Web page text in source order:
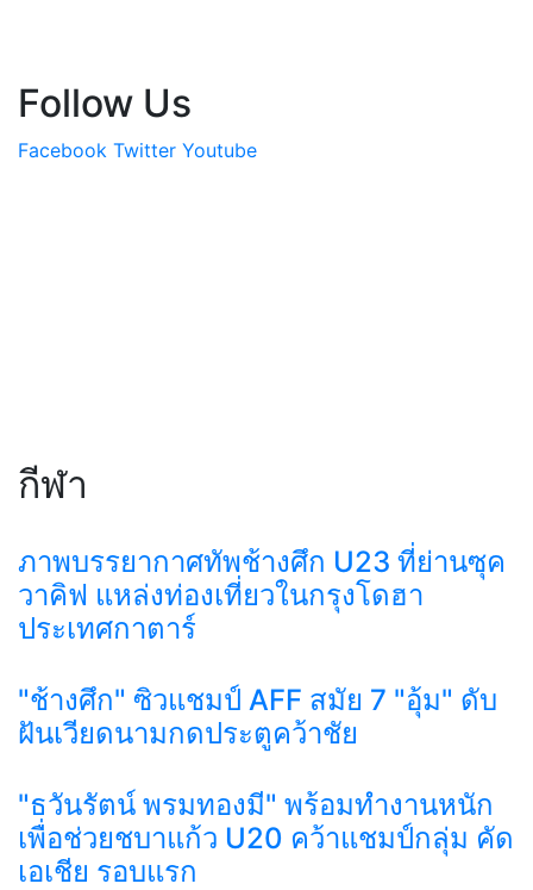
Follow Us
Facebook Twitter Youtube
กีฬา
ภาพบรรยากาศทัพช้างศึก U23 ที่ย่านซุค
วาคิฟ แหล่งท่องเที่ยวในกรุงโดฮา
ประเทศกาตาร์
"ช้างศึก" ซิวแชมป์ AFF สมัย 7 "อุ้ม" ดับ
ฝันเวียดนามกดประตูคว้าชัย
"ธวันรัตน์ พรมทองมี" พร้อมทำงานหนัก
เพื่อช่วยชบาแก้ว U20 คว้าแชมป์กลุ่ม คัด
เอเชีย รอบแรก